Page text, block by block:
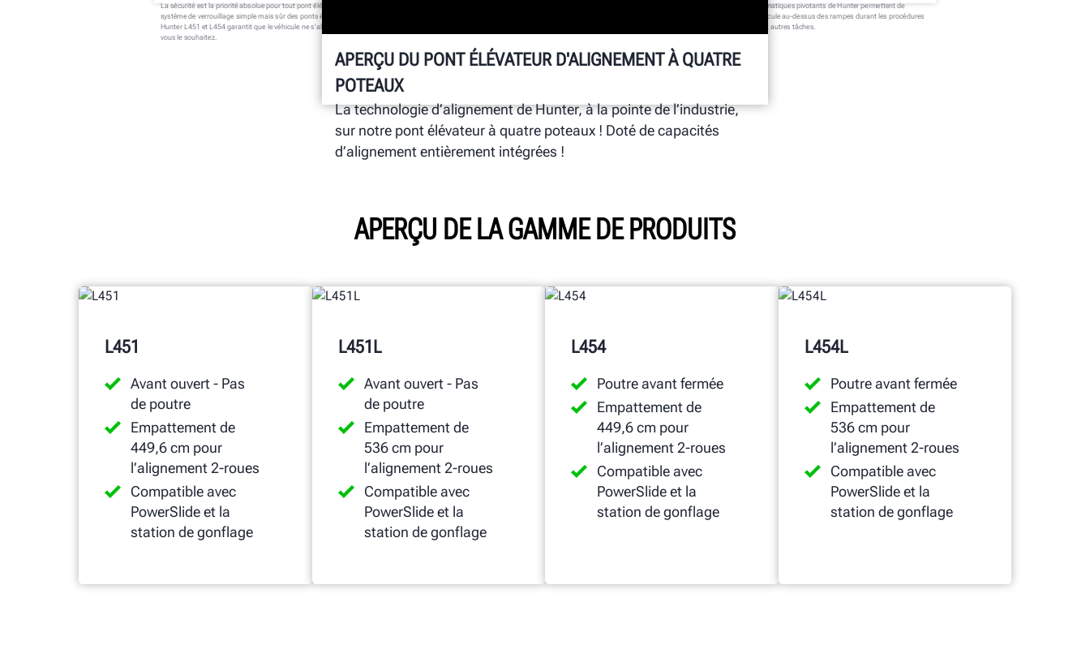
APERÇU DU PONT ÉLÉVATEUR D'ALIGNEMENT À QUATRE
POTEAUX
La technologie d’alignement de Hunter, à la pointe de l’industrie,
sur notre pont élévateur à quatre poteaux ! Doté de capacités
d’alignement entièrement intégrées !
Les crics pneumatiques pivotants de Hunter permettent de
soulever le véhicule au-dessus des rampes durant les procédures
d’alignement et autres tâches.
La sécurité est la priorité absolue pour tout pont élévateur. Le
système de verrouillage simple mais sûr des ponts élévateurs
Hunter L451 et L454 garantit que le véhicule ne s’abaisse que si
vous le souhaitez.
APERÇU DE LA GAMME DE PRODUITS
L451
Avant ouvert - Pas
de poutre
Empattement de
449,6 cm pour
l’alignement 2-roues
Compatible avec
PowerSlide et la
station de gonflage
L451L
Avant ouvert - Pas
de poutre
Empattement de
536 cm pour
l’alignement 2-roues
Compatible avec
PowerSlide et la
station de gonflage
L454
Poutre avant fermée
Empattement de
449,6 cm pour
l’alignement 2-roues
Compatible avec
PowerSlide et la
station de gonflage
L454L
Poutre avant fermée
Empattement de
536 cm pour
l’alignement 2-roues
Compatible avec
PowerSlide et la
station de gonflage